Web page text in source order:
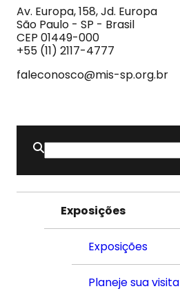
Imagem
e
do
Som
Av. Europa, 158, Jd. Europa
São Paulo - SP - Brasil
CEP 01449-000
+55 (11) 2117-4777
faleconosco@mis-sp.org.br
Buscar
por:
Exposições
Exposições
Planeje sua visita